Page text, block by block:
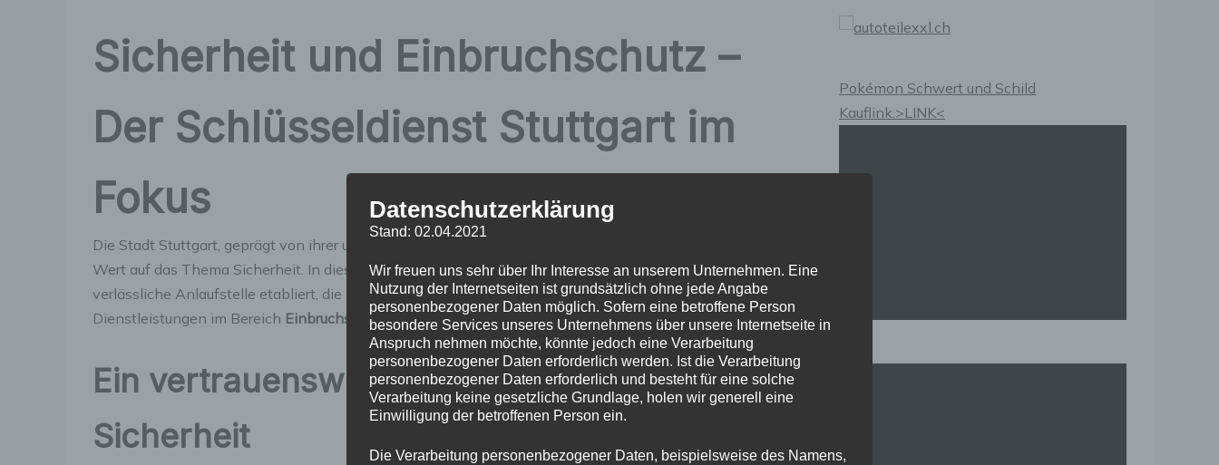
Sicherheit und Einbruchschutz –
Der Schlüsseldienst Stuttgart im
Fokus
Die Stadt Stuttgart, geprägt von ihrer urbanen Dynamik und ihrem lebendigen Treiben, legt einen großen
Wert auf das Thema Sicherheit. In diesem Kontext hat sich der Schlüsseldienst Stuttgart als eine
verlässliche Anlaufstelle etabliert, die nicht nur im Notfall rasch zur Stelle ist, sondern auch umfassende
Dienstleistungen im Bereich Einbruchschutzanbietet.
Ein vertrauenswürdiger Experte für Ihre
Sicherheit
Pokémon Schwert und Schild
Kauflink.>LINK<
Datenschutzerklärung
Stand: 02.04.2021
Wir freuen uns sehr über Ihr Interesse an unserem Unternehmen. Eine
Nutzung der Internetseiten ist grundsätzlich ohne jede Angabe
personenbezogener Daten möglich. Sofern eine betroffene Person
besondere Services unseres Unternehmens über unsere Internetseite in
Anspruch nehmen möchte, könnte jedoch eine Verarbeitung
personenbezogener Daten erforderlich werden. Ist die Verarbeitung
personenbezogener Daten erforderlich und besteht für eine solche
Verarbeitung keine gesetzliche Grundlage, holen wir generell eine
Einwilligung der betroffenen Person ein.
Die Verarbeitung personenbezogener Daten, beispielsweise des Namens,